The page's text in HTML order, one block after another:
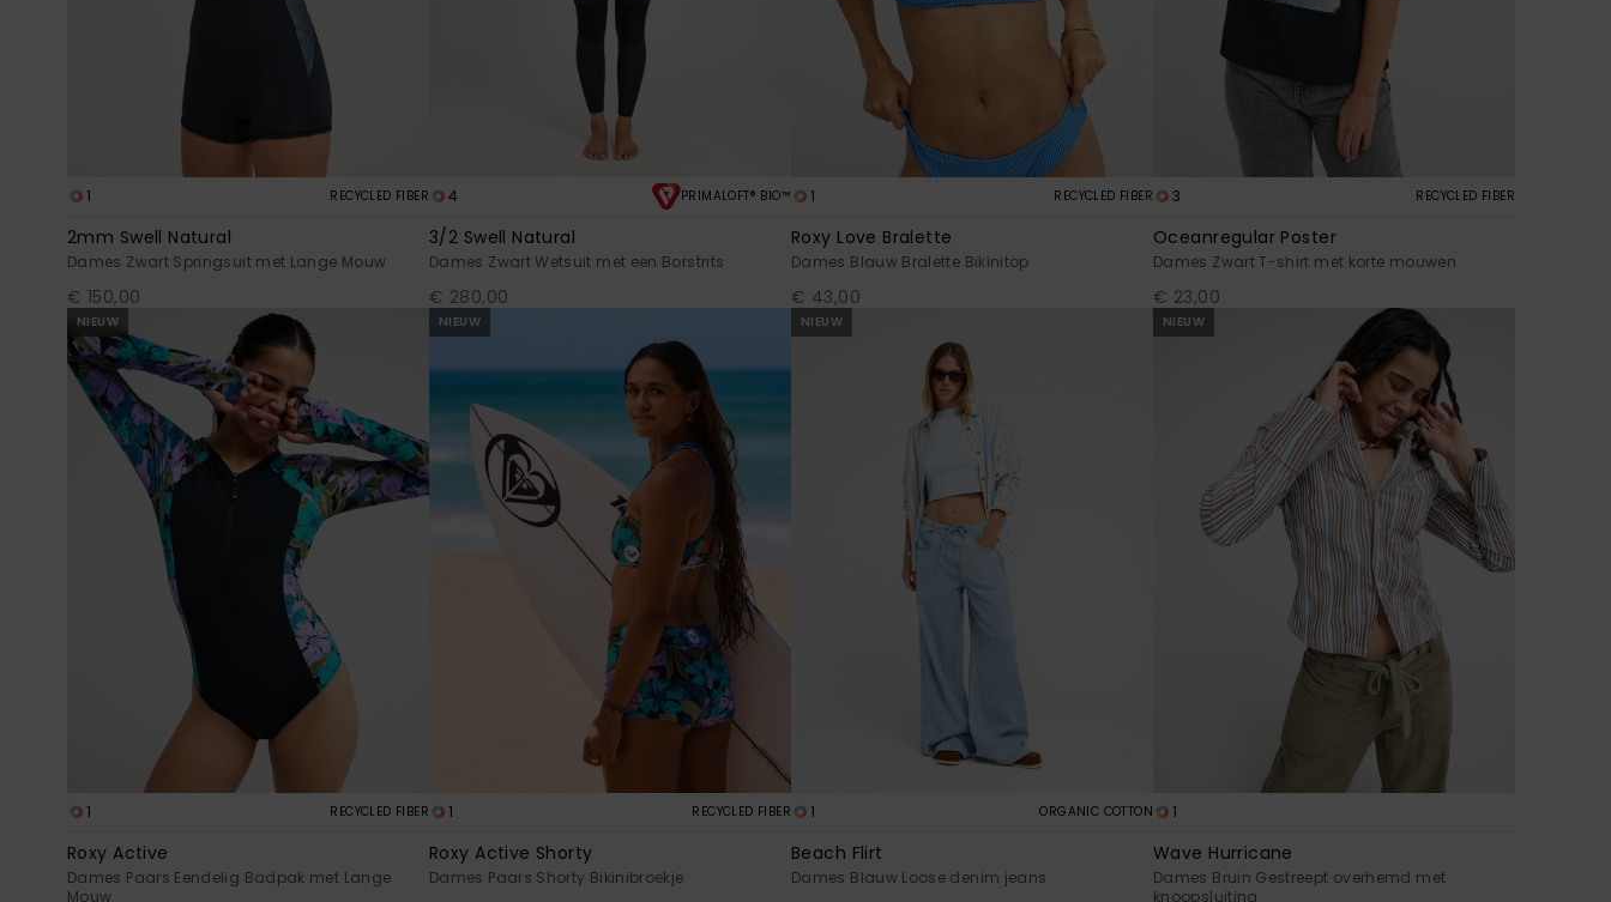
1 RECYCLED FIBER
2mm Swell Natural
Dames Zwart Springsuit met Lange Mouw
€ 150,00
4 PRIMALOFT® BIO™
3/2 Swell Natural
Dames Zwart Wetsuit met een Borstrits
€ 280,00
1 RECYCLED FIBER
Roxy Love Bralette
Dames Blauw Bralette Bikinitop
€ 43,00
3 RECYCLED FIBER
Oceanregular Poster
Dames Zwart T-shirt met korte mouwen
€ 23,00
NIEUW
1 RECYCLED FIBER
Roxy Active
Dames Paars Eendelig Badpak met Lange
Mouw
NIEUW
1 RECYCLED FIBER
Roxy Active Shorty
Dames Paars Shorty Bikinibroekje
NIEUW
1 ORGANIC COTTON
Beach Flirt
Dames Blauw Loose denim jeans
NIEUW
1
Wave Hurricane
Dames Bruin Gestreept overhemd met
knoopsluiting